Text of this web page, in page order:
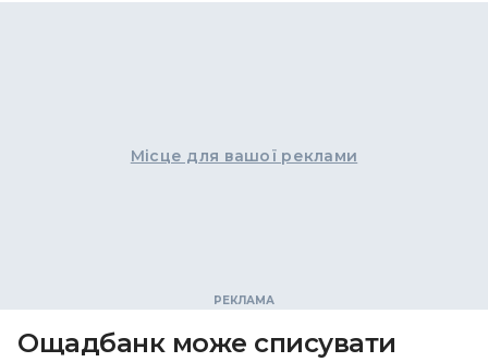
Місце для вашої реклами
Ощадбанк може списувати